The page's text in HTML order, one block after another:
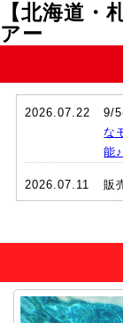
【北海道・
アー
2026.07.22 9/
な
能
2026.07.11 販
ふ
ア
ば
祭